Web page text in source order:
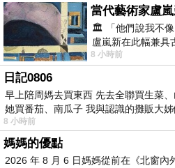
🏛️ 「他們說我不像
盧嵐新在此幅兼具
中，以沈靜的藍色
8 小時前
日記0806
早上陪周媽去買東西 先去全聯買生菜
她買番茄、南瓜子 我與認識的攤販大
8 小時前
媽媽的優點
2026 年 8 月 6 日媽媽從前在《北窗內